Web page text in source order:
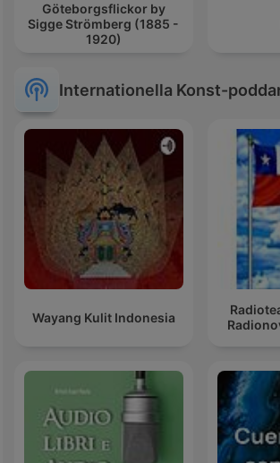
Göteborgsflickor by
Sigge Strömberg (1885 -
1920)
Internationella Konst-
Wayang Kulit Indonesia